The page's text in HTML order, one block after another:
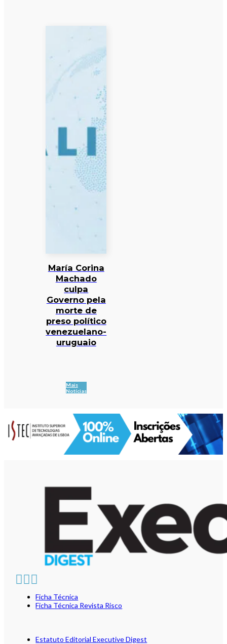
María Corina
Machado
culpa
Governo pela
morte de
preso político
venezuelano-
uruguaio
Mais
Notícias
Ficha Técnica
Ficha Técnica Revista Risco
Estatuto Editorial Executive Digest